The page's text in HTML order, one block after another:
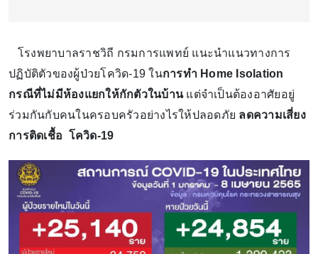
โรงพยาบาลราชวิถี กรมการแพทย์ แนะนำแนวทางการ
ปฏิบัติตัวของผู้ป่วยโควิด-19 ในการทำ Home Isolation
กรณีที่ไม่มีห้องแยกให้กักตัวในบ้านแต่จำเป็นต้องอาศัยอยู่
ร่วมกันกับคนในครอบครัวอย่างไรให้ปลอดภัย ลดความเสี่ยง
การติดเชื้อ โควิด-19